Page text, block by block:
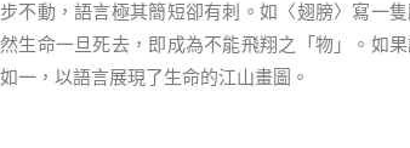
步不動，語言極其簡短卻有刺。如〈翅膀〉寫一
然生命一旦死去，即成為不能飛翔之「物」。如
如一，以語言展現了生命的江山畫圖。